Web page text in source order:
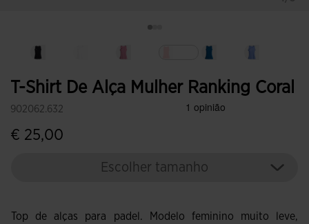
T-Shirt De Alça Mulher Ranking Coral
902062.632
€ 25,00
Escolher tamanho
Top de alças para padel. Modelo feminino muito leve,